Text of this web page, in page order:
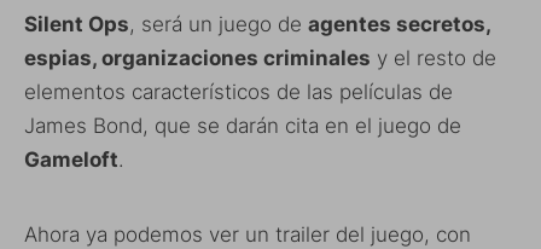
Silent Ops, será un juego de agentes secretos,
espias, organizaciones criminales y el resto de
elementos característicos de las películas de
James Bond, que se darán cita en el juego de
Gameloft.
Ahora ya podemos ver un trailer del juego, con